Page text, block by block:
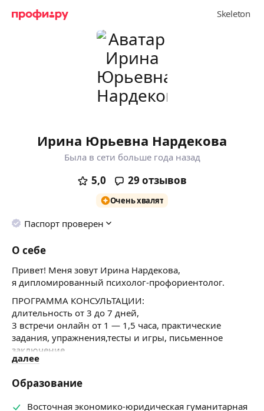
Ирина Юрьевна Нардекова
Была в сети больше года назад
5,0 29 отзывов
Очень хвалят
Паспорт проверен
О себе
Привет! Меня зовут Ирина Нардекова,
я дипломированный психолог-профориентолог.
ПРОГРАММА КОНСУЛЬТАЦИИ:
‌длительность от 3 до 7 дней,
‌3 встречи онлайн от 1 — 1,5 часа, практические
задания, упражнения,‌тесты и игры, письменное
заключение.
КАКОЙ РЕЗУЛЬТАТ ВАС ЖДЁТ🚀
‌✔️ ИНДИВИДУАЛЬНЫЙ ПОШАГОВЫЙ ПЛАН
далее
Образование
Восточная экономико-юридическая гуманитарная